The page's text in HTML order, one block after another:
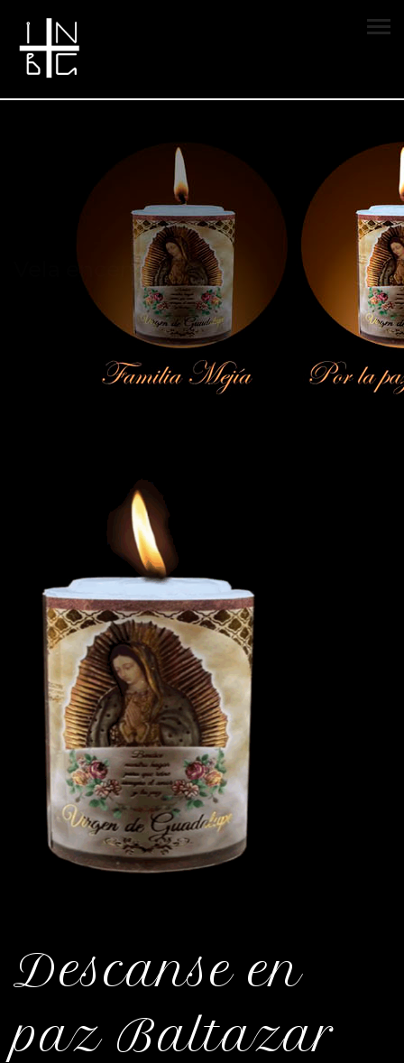
Vela encendida
Descanse en
paz Baltazar